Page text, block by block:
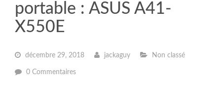
portable : ASUS A41-
X550E
décembre 29, 2018 jackaguy Non classé
0 Commentaires